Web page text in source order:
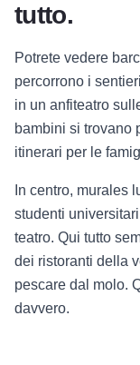
tutto.
Potrete vedere
percorrono i
in un anfiteatro
bambini si trovano
itinerari per le
In centro, murales
studenti
teatro. Qui tutto
dei ristoranti della
pescare dal molo.
davvero.